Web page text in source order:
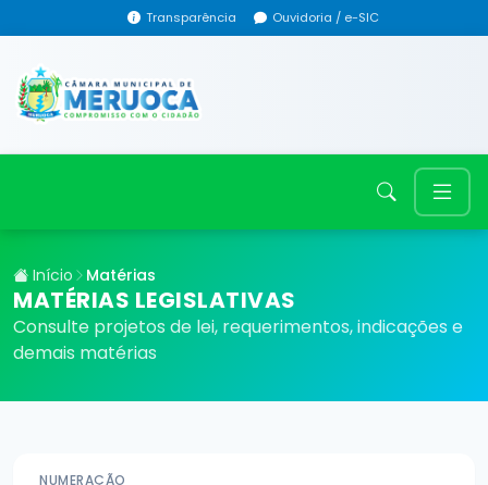
Transparência Ouvidoria / e-SIC
Início Matérias
MATÉRIAS LEGISLATIVAS
Consulte projetos de lei, requerimentos, indicações e
demais matérias
NUMERAÇÃO